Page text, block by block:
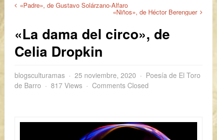
«Padre», de Gustavo Solárzano-Alfaro
«Niños», de Héctor Berenguer
«La dama del circo», de
Celia Dropkin
blogsculturamas 25 noviembre, 2020
Poesía de El Toro
de Barro
817 Views Comments Closed